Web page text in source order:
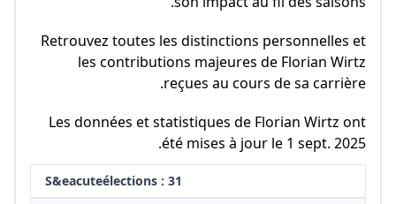
Retrouvez toutes les distinctions personnelles et
les contributions majeures de Florian Wirtz
reçues au cours de sa carrière.
Les données et statistiques de Florian Wirtz ont
été mises à jour le 1 sept. 2025.
S&eacuteélections : 31